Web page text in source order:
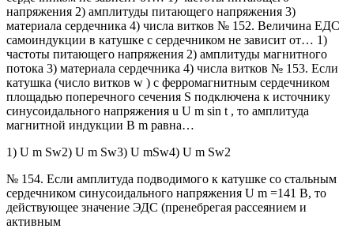
напряжения 2) амплитуды питающего напряжения 3)
материала сердечника 4) числа витков № 152. Величина ЕДС
самоиндукции в катушке с сердечником не зависит от… 1)
частоты питающего напряжения 2) амплитуды магнитного
потока 3) материала сердечника 4) числа витков № 153. Если
катушка (число витков w ) с ферромагнитным сердечником
площадью поперечного сечения S подключена к источнику
синусоидального напряжения u U m sin t , то амплитуда
магнитной индукции B m равна…
1) U m Sw2) U m Sw3) U mSw4) U m Sw2
№ 154. Если амплитуда подводимого к катушке со стальным
сердечником синусоидального напряжения U m =141 В, то
действующее значение ЭДС (пренебрегая рассеянием и
активным